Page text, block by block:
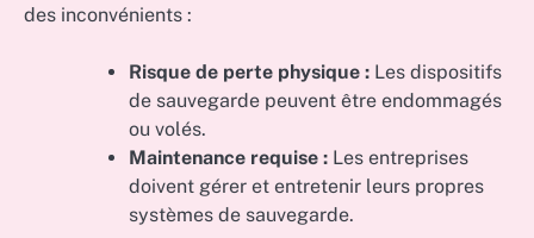
des inconvénients :
Risque de perte physique : Les dispositifs
de sauvegarde peuvent être endommagés
ou volés.
Maintenance requise : Les entreprises
doivent gérer et entretenir leurs propres
systèmes de sauvegarde.